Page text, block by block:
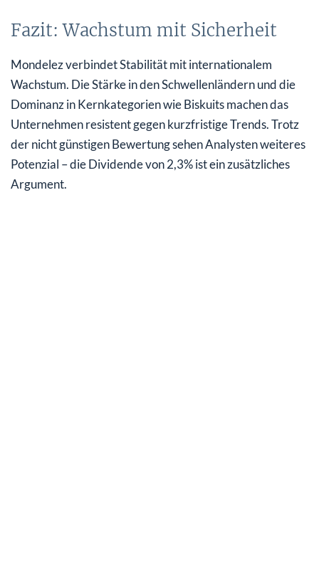
Fazit: Wachstum mit Sicherheit
Mondelez verbindet Stabilität mit internationalem
Wachstum. Die Stärke in den Schwellenländern und die
Dominanz in Kernkategorien wie Biskuits machen das
Unternehmen resistent gegen kurzfristige Trends. Trotz
der nicht günstigen Bewertung sehen Analysten weiteres
Potenzial – die Dividende von 2,3% ist ein zusätzliches
Argument.